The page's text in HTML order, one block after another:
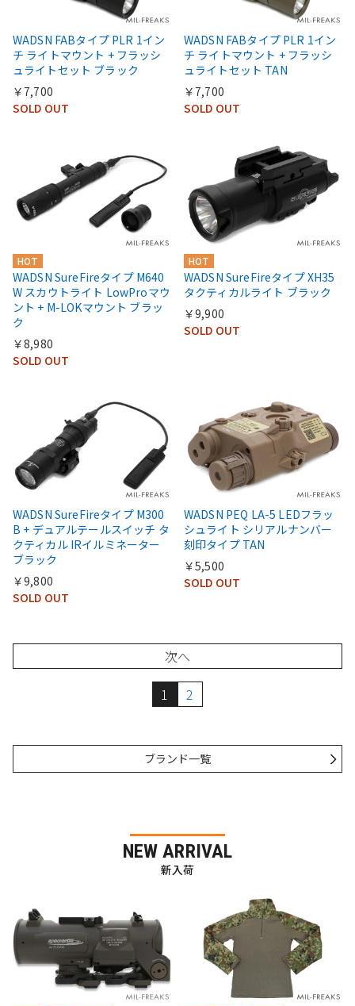
WADSN FABタイプ PLR 1イン
チ ライトマウント + フラッシ
ュライトセット ブラック
￥7,700
SOLD OUT
WADSN FABタイプ PLR 1イン
チ ライトマウント + フラッシ
ュライトセット TAN
￥7,700
SOLD OUT
HOT
WADSN SureFireタイプ M640
W スカウトライト LowProマウ
ント + M-LOKマウント ブラッ
ク
￥8,980
SOLD OUT
HOT
WADSN SureFireタイプ XH35
タクティカルライト ブラック
￥9,900
SOLD OUT
WADSN SureFireタイプ M300
B + デュアルテールスイッチ タ
クティカル IRイルミネーター
ブラック
￥9,800
SOLD OUT
WADSN PEQ LA-5 LEDフラッ
シュライト シリアルナンバー
刻印タイプ TAN
￥5,500
SOLD OUT
次へ
1
2
ブランド一覧
NEW ARRIVAL
新入荷